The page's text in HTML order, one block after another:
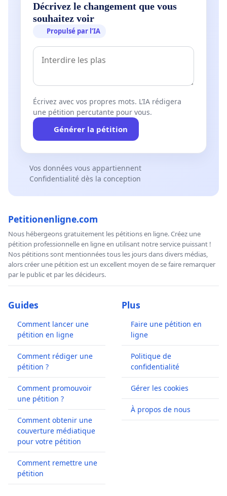
Décrivez le changement que vous
souhaitez voir
Propulsé par l’IA
Écrivez avec vos propres mots. L’IA rédigera
une pétition percutante pour vous.
Générer la pétition
Vos données vous appartiennent
Confidentialité dès la conception
Petitionenligne.com
Nous hébergeons gratuitement les pétitions en ligne. Créez une
pétition professionnelle en ligne en utilisant notre service puissant !
Nos pétitions sont mentionnées tous les jours dans divers médias,
alors créer une pétition est un excellent moyen de se faire remarquer
par le public et par les décideurs.
Guides
Comment lancer une
pétition en ligne
Comment rédiger une
pétition ?
Comment promouvoir
une pétition ?
Comment obtenir une
couverture médiatique
pour votre pétition
Comment remettre une
pétition
Plus
Faire une pétition en
ligne
Politique de
confidentialité
Gérer les cookies
À propos de nous